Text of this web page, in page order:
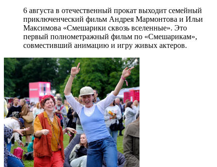
6 августа в отечественный прокат выходит семейный
приключенческий фильм Андрея Мармонтова и Ильи
Максимова «Смешарики сквозь вселенные». Это
первый полнометражный фильм по «Смешарикам»,
совместивший анимацию и игру живых актеров.